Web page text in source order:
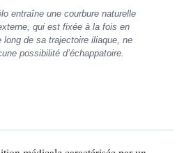
entraîne une courbure naturelle
qui est fixée à la fois en
long de sa trajectoire iliaque, ne
possibilité d’échappatoire.